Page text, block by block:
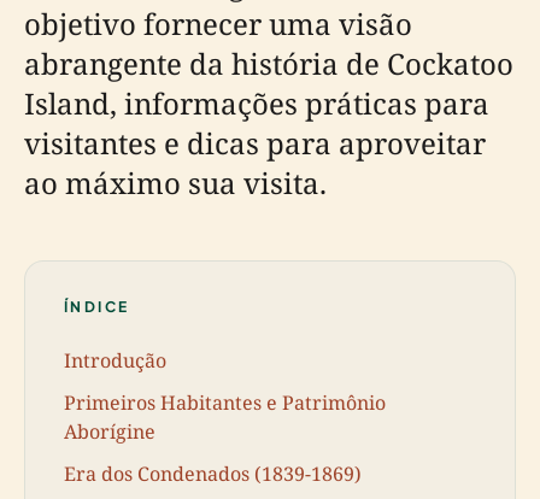
objetivo fornecer uma visão
abrangente da história de Cockatoo
Island, informações práticas para
visitantes e dicas para aproveitar
ao máximo sua visita.
ÍNDICE
Introdução
Primeiros Habitantes e Patrimônio
Aborígine
Era dos Condenados (1839-1869)